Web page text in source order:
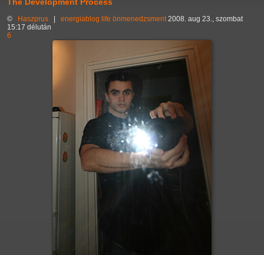
The Development Process
© Haszprus energiablog life önmenedzsment 2008. aug 23., szombat
15:17 délután
6